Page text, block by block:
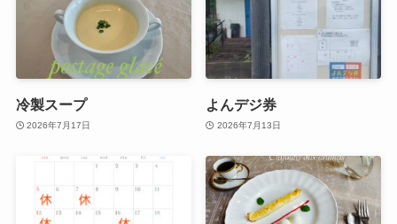
冷製スープ
2026年7月17日
よんデジ券
2026年7月13日